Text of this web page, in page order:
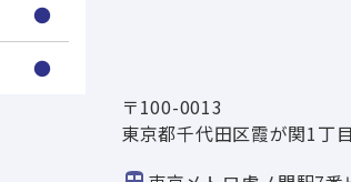
●
●
〒100-0013
東京都千代田区霞が関1丁